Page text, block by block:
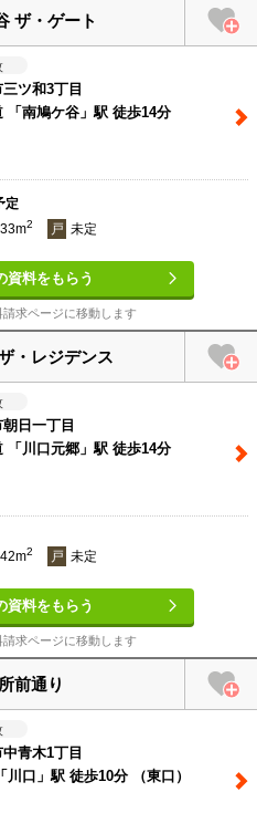
ザ・ゲート
ツ和3丁目
「南鳩ケ谷」駅 徒歩14分
定
2 戸 未定
資料をもらう
求ページに移動します
・レジデンス
日一丁目
「川口元郷」駅 徒歩14分
2 戸 未定
資料をもらう
求ページに移動します
前通り
青木1丁目
川口」駅 徒歩10分 （東口）